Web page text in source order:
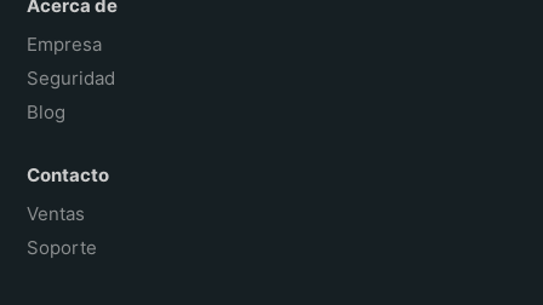
Acerca de
Empresa
Seguridad
Blog
Contacto
Ventas
Soporte